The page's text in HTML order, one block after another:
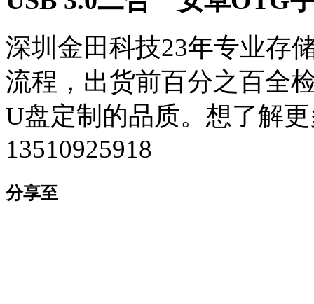
深圳金田科技23年专业存
流程，出货前百分之百全
U盘定制的品质。想了解
13510925918
分享至